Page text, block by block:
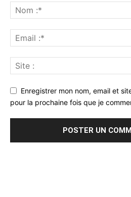
Enregistrer mon nom, email et
pour la prochaine fois que je